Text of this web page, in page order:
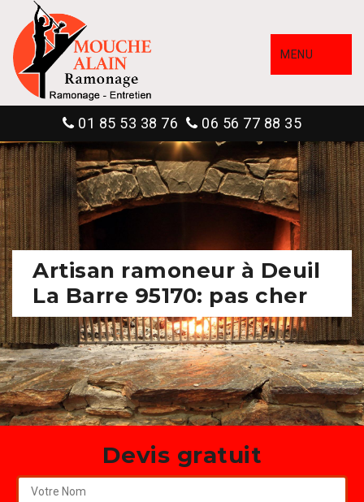
MENU
01 85 53 38 76 06 56 77 88 35
Artisan ramoneur à Deuil
La Barre 95170: pas cher
Devis gratuit